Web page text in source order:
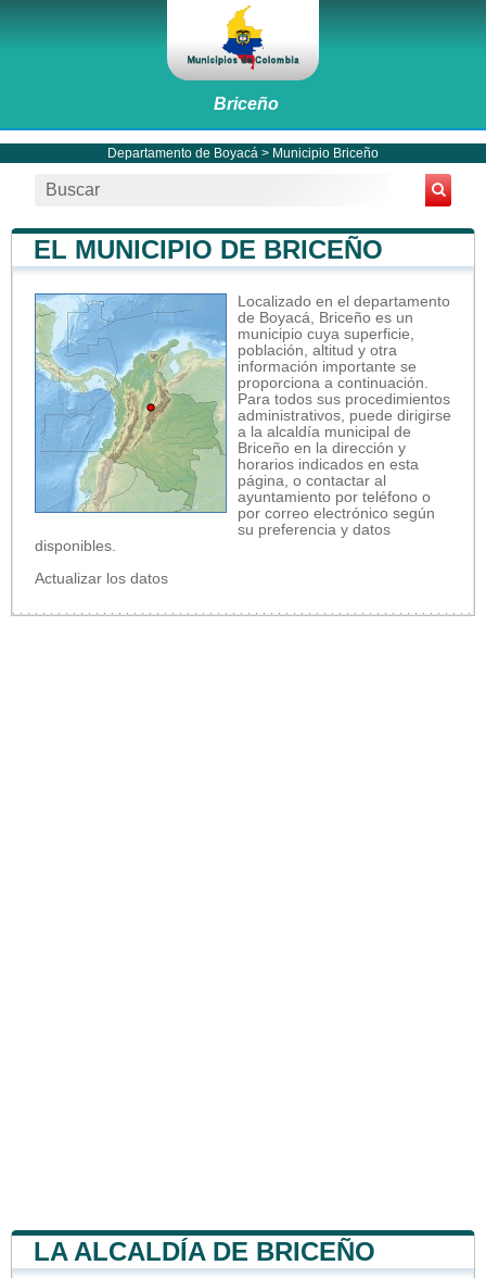
Briceño
Departamento de Boyacá > Municipio Briceño
EL MUNICIPIO DE BRICEÑO
Localizado en el departamento
de Boyacá, Briceño es un
municipio cuya superficie,
población, altitud y otra
información importante se
proporciona a continuación.
Para todos sus procedimientos
administrativos, puede dirigirse
a la alcaldía municipal de
Briceño en la dirección y
horarios indicados en esta
página, o contactar al
ayuntamiento por teléfono o
por correo electrónico según
su preferencia y datos
disponibles.
Actualizar los datos
LA ALCALDÍA DE BRICEÑO